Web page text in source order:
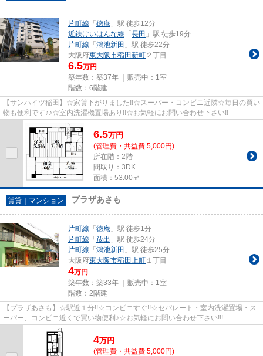
片町線 「 徳庵 」駅 徒歩12分
近鉄けいはんな線 「 長田 」駅 徒歩19分
片町線 「 鴻池新田 」駅 徒歩22分
大阪府東大阪市稲田新町 ２丁目
6.5万円
築年数：築37年 ｜販売中： 1室
階数：6階建
【サンハイツ稲田】☆家賃下がりました!!☆スーパー・コンビニ近隣☆毎日の買い
物も便利です♪♪☆室内洗濯機置場あり!!☆お気軽にお問い合わせ下さい!!
6.5万円
(管理費・共益費 5,000円)
所在階：2階
間取り：3DK
面積：53.00㎡
賃貸｜マンション プラザあさも
片町線 「 徳庵 」駅 徒歩1分
片町線 「 放出 」駅 徒歩24分
片町線 「 鴻池新田 」駅 徒歩25分
大阪府東大阪市稲田上町 １丁目
4万円
築年数：築33年 ｜販売中： 1室
階数：2階建
【プラザあさも】☆駅近１分!!☆コンビニすぐ!!☆セパレート・室内洗濯置場・ス
ーパー、コンビニ近くで買い物便利♪☆お気軽にお問い合わせ下さい!!!
4万円
(管理費・共益費 5,000円)